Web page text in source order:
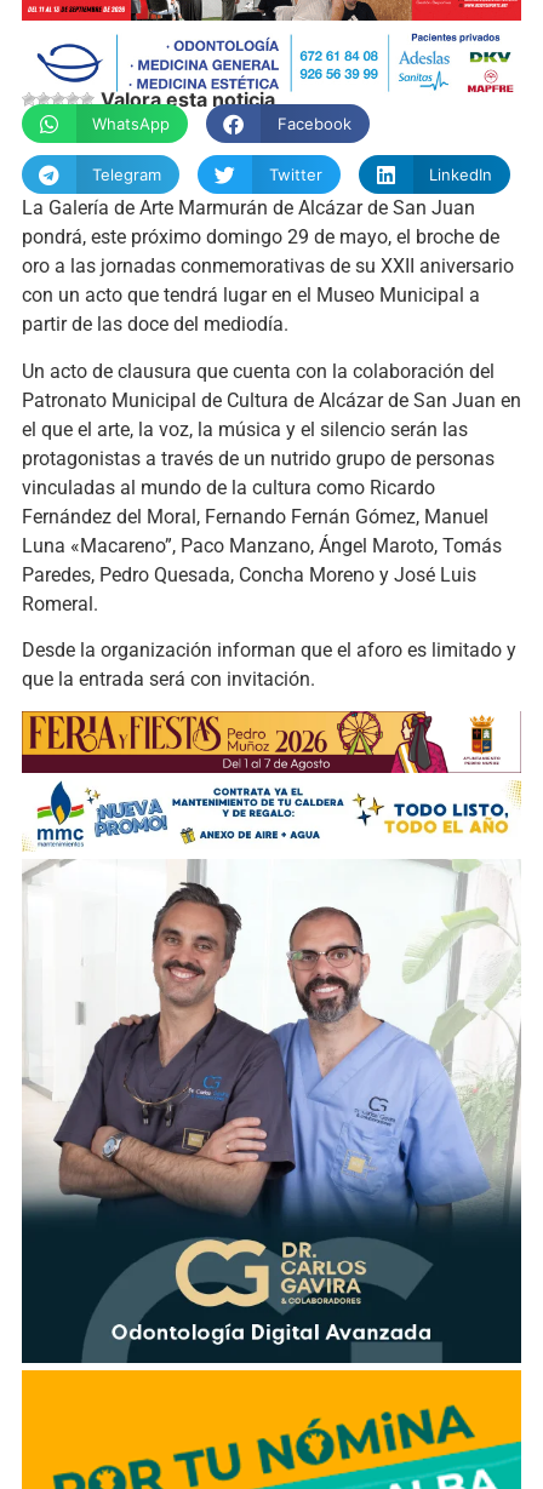
Valora esta noticia
WhatsApp Facebook
Telegram Twitter LinkedIn
La Galería de Arte Marmurán de Alcázar de San Juan
pondrá, este próximo domingo 29 de mayo, el broche de
oro a las jornadas conmemorativas de su XXII aniversario
con un acto que tendrá lugar en el Museo Municipal a
partir de las doce del mediodía.
Un acto de clausura que cuenta con la colaboración del
Patronato Municipal de Cultura de Alcázar de San Juan en
el que el arte, la voz, la música y el silencio serán las
protagonistas a través de un nutrido grupo de personas
vinculadas al mundo de la cultura como Ricardo
Fernández del Moral, Fernando Fernán Gómez, Manuel
Luna «Macareno”, Paco Manzano, Ángel Maroto, Tomás
Paredes, Pedro Quesada, Concha Moreno y José Luis
Romeral.
Desde la organización informan que el aforo es limitado y
que la entrada será con invitación.